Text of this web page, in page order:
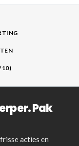
10)
Pak
acties en